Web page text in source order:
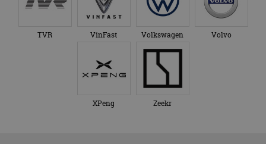
TVR VinFast Volkswagen Volvo
XPeng Zeekr